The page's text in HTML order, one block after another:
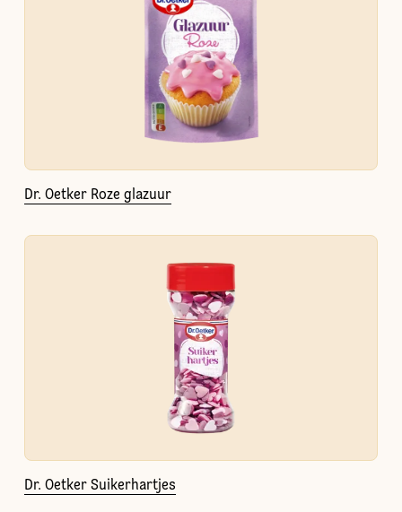
Dr. Oetker Roze glazuur
Dr. Oetker Suikerhartjes